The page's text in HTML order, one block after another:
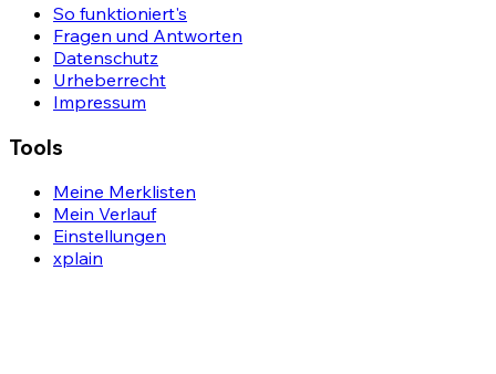
So funktioniert's
Fragen und Antworten
Datenschutz
Urheberrecht
Impressum
Tools
Meine Merklisten
Mein Verlauf
Einstellungen
xplain